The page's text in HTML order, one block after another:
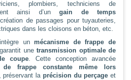
plombiers, techniciens de
ainsi d’un gain de temps
de passages pour tuyauteries,
dans les cloisons en béton, etc.
unmécanisme de frappe de
unetransmission optimale de
coupe. Cette conception avancée
de frappe constante même lors
préservant laprécision du perçage et